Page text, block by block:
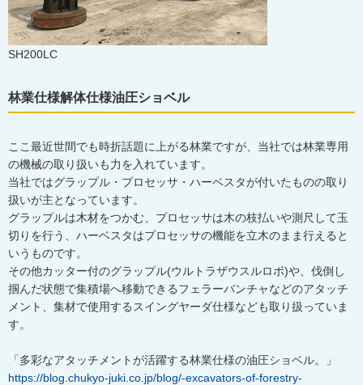
SH200LC
林業仕様解体仕様油圧ショベル
ここ最近世間でも時折話題に上がる林業ですが、当社では林業専用
の機械の取り扱いも力を入れています。
当社ではグラップル・プロセッサ・ハーベスタが付いたものの取り
扱いが主となっています。
グラップルは木材をつかむ、プロセッサは木の枝払いや測尺して玉
切りを行う、ハーベスタはプロセッサの機能を立木のまま行えると
いうものです。
その他カッター付のグラップル(ウルトラザウスルロボ)や、伐倒し
掴んだ状態で集積場へ移動できるフェラーバンチャなどのアタッチ
メント、集材で使用するスイングヤーダ仕様なども取り扱っていま
す。
「多彩なアタッチメントが活躍する林業仕様の油圧ショベル。」
https://blog.chukyo-juki.co.jp/blog/-excavators-of-forestry-